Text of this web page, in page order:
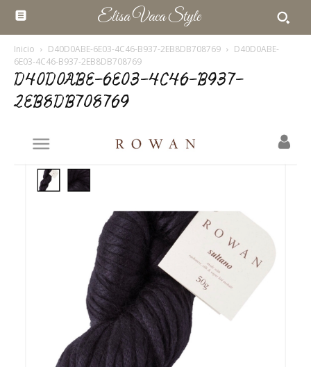
Elisa Vaca Style
Inicio D40D0ABE-6E03-4C46-B937-2EB8DB708769
D40D0ABE-
6E03-4C46-B937-2EB8DB708769
D40D0ABE-6E03-4C46-B937-
2EB8DB708769